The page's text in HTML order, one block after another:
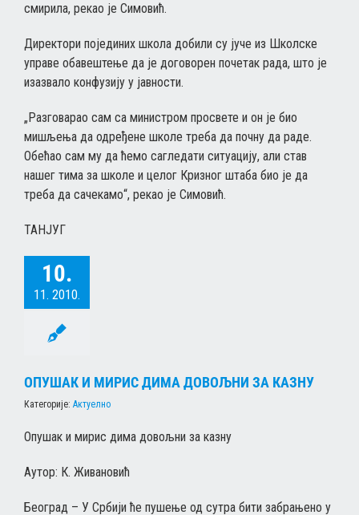
смирила, рекао је Симовић.
Директори појединих школа добили су јуче из Школске
управе обавештење да је договорен почетак рада, што је
изазвало конфузију у јавности.
„Разговарао сам са министром просвете и он је био
мишљења да одређене школе треба да почну да раде.
Обећао сам му да ћемо сагледати ситуацију, али став
нашег тима за школе и целог Кризног штаба био је да
треба да сачекамо“, рекао је Симовић.
ТАНЈУГ
10.
11. 2010.
ОПУШАК И МИРИС ДИМА ДОВОЉНИ ЗА КАЗНУ
Категорије: Актуелно
Опушак и мирис дима довољни за казну
Аутор: К. Живановић
Београд – У Србији ће пушење од сутра бити забрањено у